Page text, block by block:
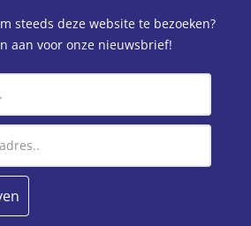
steeds deze website te bezoeken?
aan voor onze nieuwsbrief!